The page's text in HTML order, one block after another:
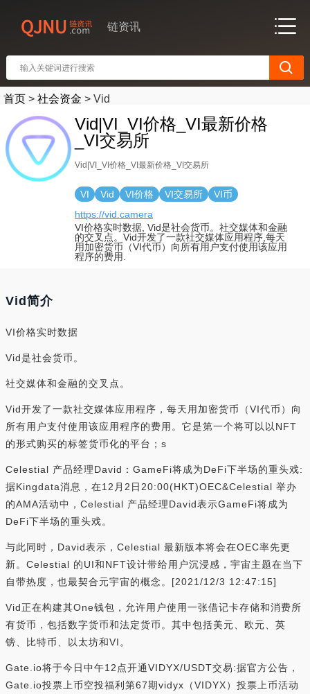
链资讯
首页 > 社会资金 > Vid
Vid|VI_VI价格_VI最新价格
_VI交易所
Vid|VI_VI价格_VI最新价格_VI交易所
VI Vid VI价格 VI交易所
VI币
https://vid.camera
VI价格实时数据, Vid是社会货币。社交媒体和金融
的交叉点。Vid开发了一款社交媒体应用程序,每天
用加密货币（VI代币）向所有用户支付使用该应用
程序的费用.
Vid简介
VI价格实时数据
Vid是社会货币。
社交媒体和金融的交叉点。
Vid开发了一款社交媒体应用程序，每天用加密货币（VI代币）向
所有用户支付使用该应用程序的费用。它是第一个将可以以NFT
的形式购买的标签货币化的平台；s
Celestial 产品经理David：GameFi将成为DeFi下半场的重头戏:
据Kingdata消息，在12月2日20:00(HKT)OEC&Celestial 举办
的AMA活动中，Celestial 产品经理David表示GameFi将成为
DeFi下半场的重头戏。
与此同时，David表示，Celestial 最新版本将会在OEC率先更
新。Celestial 的UI和NFT设计带给用户沉浸感，宇宙主题在当下
自带热度，也最契合元宇宙的概念。[2021/12/3 12:47:15]
Vid正在构建其One钱包，允许用户使用一张借记卡存储和消费所
有货币，包括数字货币和法定货币。其中包括美元、欧元、英
镑、比特币、以太坊和VI。
Gate.io将于今日中午12点开通VIDYX/USDT交易:据官方公告，
Gate.io投票上币空投福利第67期vidyx（VIDYX）投票上币活动